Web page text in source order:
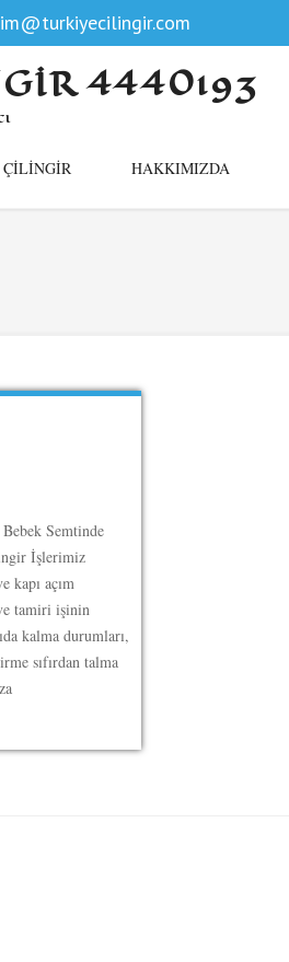
4440193
ÇILINGIR HAKKIMIZDA
Semtinde
İşlerimiz
kapı açım
ve tamiri işinin
kalma durumları,
sıfırdan talma